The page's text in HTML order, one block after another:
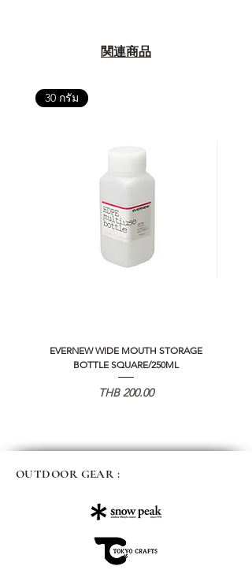
関連商品
30 กรัม
EVERNEW WIDE MOUTH STORAGE
BOTTLE SQUARE/250ML
価格
THB 200.00
OUTDOOR GEAR :